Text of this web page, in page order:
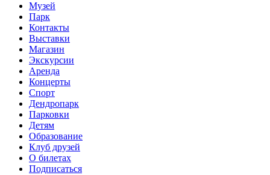
Музей
Парк
Контакты
Выставки
Магазин
Экскурсии
Аренда
Концерты
Спорт
Дендропарк
Парковки
Детям
Образование
Клуб друзей
О билетах
Подписаться